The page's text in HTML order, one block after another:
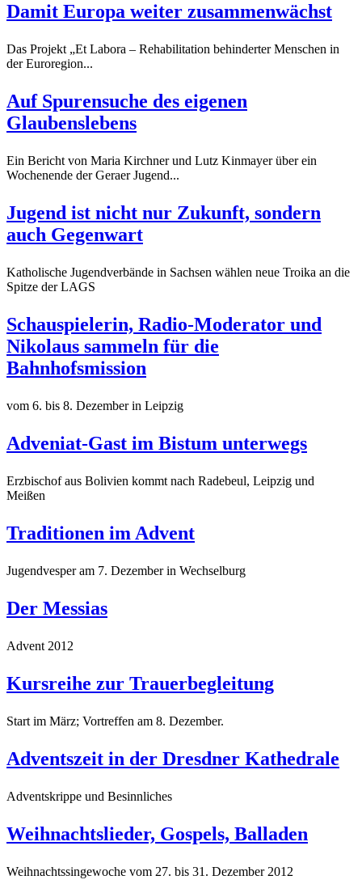
Damit Europa weiter zusammenwächst
Das Projekt „Et Labora – Rehabilitation behinderter Menschen in
der Euroregion...
Auf Spurensuche des eigenen
Glaubenslebens
Ein Bericht von Maria Kirchner und Lutz Kinmayer über ein
Wochenende der Geraer Jugend...
Jugend ist nicht nur Zukunft, sondern
auch Gegenwart
Katholische Jugendverbände in Sachsen wählen neue Troika an die
Spitze der LAGS
Schauspielerin, Radio-Moderator und
Nikolaus sammeln für die
Bahnhofsmission
vom 6. bis 8. Dezember in Leipzig
Adveniat-Gast im Bistum unterwegs
Erzbischof aus Bolivien kommt nach Radebeul, Leipzig und
Meißen
Traditionen im Advent
Jugendvesper am 7. Dezember in Wechselburg
Der Messias
Advent 2012
Kursreihe zur Trauerbegleitung
Start im März; Vortreffen am 8. Dezember.
Adventszeit in der Dresdner Kathedrale
Adventskrippe und Besinnliches
Weihnachtslieder, Gospels, Balladen
Weihnachtssingewoche vom 27. bis 31. Dezember 2012